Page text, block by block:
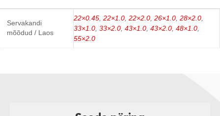
Servakandi
mõõdud / Laos
22×0.45, 22×1.0, 22×2.0, 26×1.0, 28×2.0,
33×1.0, 33×2.0, 43×1.0, 43×2.0, 48×1.0,
55×2.0